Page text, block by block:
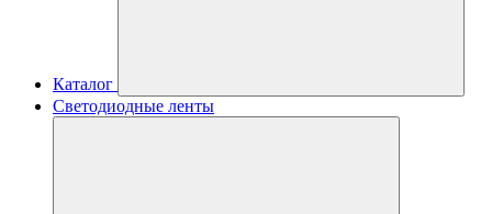
Каталог
Светодиодные ленты